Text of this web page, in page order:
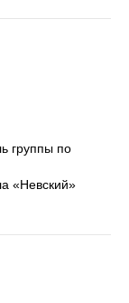
группы по
«Невский»